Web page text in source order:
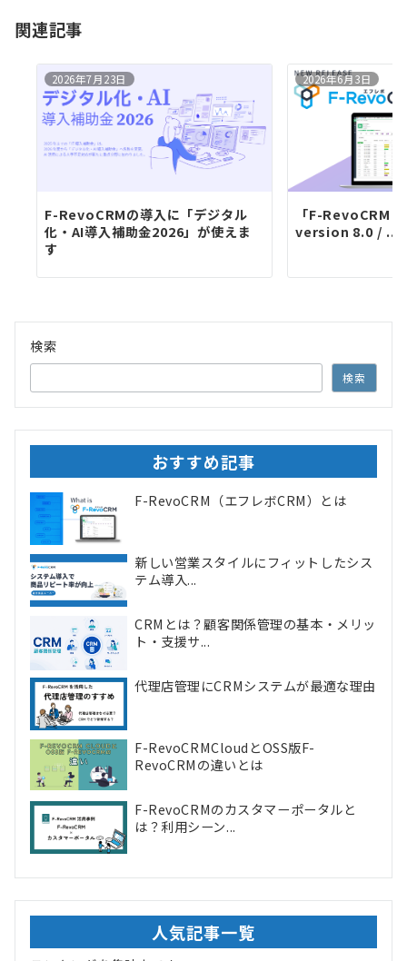
ン
関連記事
2026年7月23日
F-RevoCRMの導入に「デジタル
化・AI導入補助金2026」が使えま
す
2026年6月3日
「F-RevoCRM
version 8.0 / ...
検索
検索
おすすめ記事
F-RevoCRM（エフレボCRM）とは
新しい営業スタイルにフィットしたシス
テム導入...
CRMとは？顧客関係管理の基本・メリッ
ト・支援サ...
代理店管理にCRMシステムが最適な理由
F-RevoCRMCloudとOSS版F-
RevoCRMの違いとは
F-RevoCRMのカスタマーポータルと
は？利用シーン...
人気記事一覧